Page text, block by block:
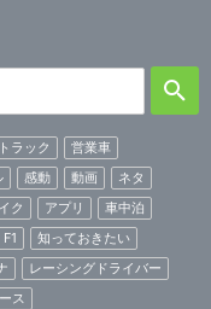
ラック
営業車
感動 動画
ネタ
ク アプリ
車中泊
F1
知っておきたい
レーシングドライバー
ス